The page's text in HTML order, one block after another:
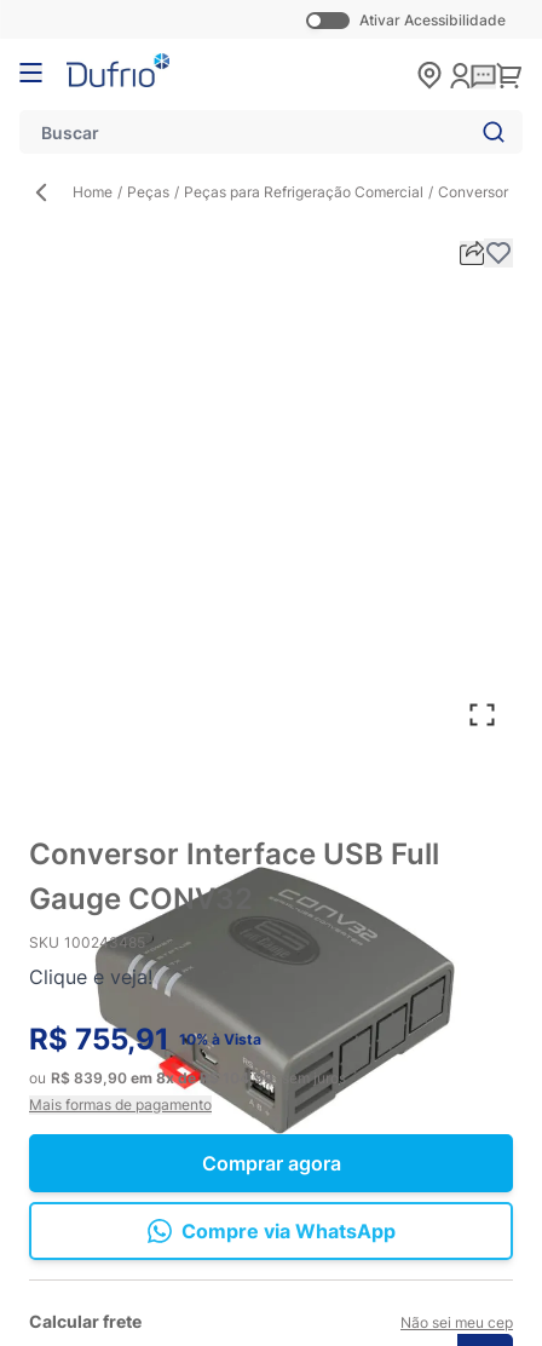
Ativar Acessibilidade
Pular para o conteúdo
Home / Peças / Peças para Refrigeração Comercial / Conversor
Conversor Interface USB Full
Gauge CONV32
SKU 100243485
Clique e veja!
Comprar agora
R$ 755,91 10% à Vista
ou R$ 839,90 em 8xdeR$ 104,99
sem juros
Mais formas de pagamento
Compre via WhatsApp
Calcular frete Não sei meu cep